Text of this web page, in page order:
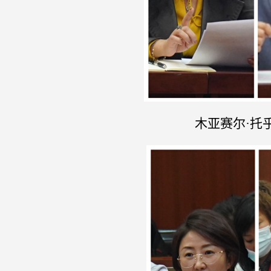
木亚赛尔·托